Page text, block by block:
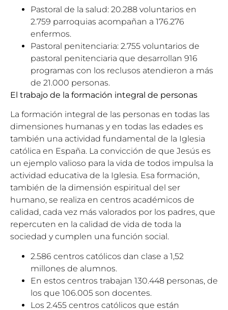
Pastoral de la salud: 20.288 voluntarios en
2.759 parroquias acompañan a 176.276
enfermos.
Pastoral penitenciaria: 2.755 voluntarios de
pastoral penitenciaria que desarrollan 916
programas con los reclusos atendieron a más
de 21.000 personas.
El trabajo de la formación integral de personas
La formación integral de las personas en todas las
dimensiones humanas y en todas las edades es
también una actividad fundamental de la Iglesia
católica en España. La convicción de que Jesús es
un ejemplo valioso para la vida de todos impulsa la
actividad educativa de la Iglesia. Esa formación,
también de la dimensión espiritual del ser
humano, se realiza en centros académicos de
calidad, cada vez más valorados por los padres, que
repercuten en la calidad de vida de toda la
sociedad y cumplen una función social.
2.586 centros católicos dan clase a 1,52
millones de alumnos.
En estos centros trabajan 130.448 personas, de
los que 106.005 son docentes.
Los 2.455 centros católicos que están